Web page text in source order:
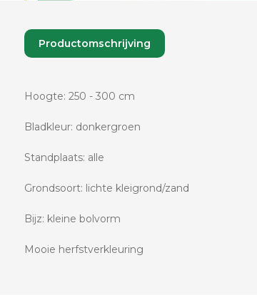
Productomschrijving
Hoogte: 250 - 300 cm
Bladkleur: donkergroen
Standplaats: alle
Grondsoort: lichte kleigrond/zand
Bijz: kleine bolvorm
Mooie herfstverkleuring